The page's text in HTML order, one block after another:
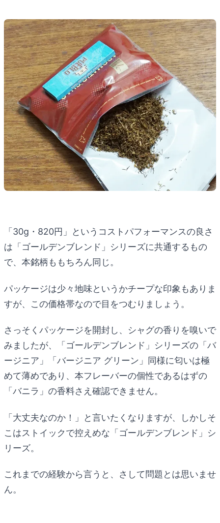
「30g・820円」というコストパフォーマンスの良さ
は「ゴールデンブレンド」シリーズに共通するもの
で、本銘柄ももちろん同じ。
パッケージは少々地味というかチープな印象もありま
すが、この価格帯なので目をつむりましょう。
さっそくパッケージを開封し、シャグの香りを嗅いで
みましたが、「ゴールデンブレンド」シリーズの「バ
ージニア」「バージニア グリーン」同様に匂いは極
めて薄めであり、本フレーバーの個性であるはずの
「バニラ」の香料さえ確認できません。
「大丈夫なのか！」と言いたくなりますが、しかしそ
こはストイックで控えめな「ゴールデンブレンド」シ
リーズ。
これまでの経験から言うと、さして問題とは思いませ
ん。